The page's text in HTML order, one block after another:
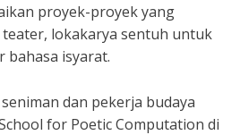
proyek-proyek yang
lokakarya sentuh untuk
bahasa isyarat.
dan pekerja budaya
for Poetic Computation di